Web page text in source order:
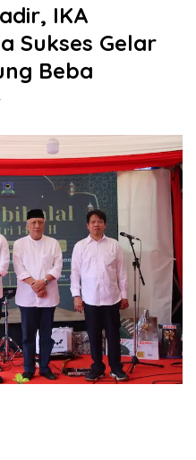
IKA
Sukses Gelar
Beba